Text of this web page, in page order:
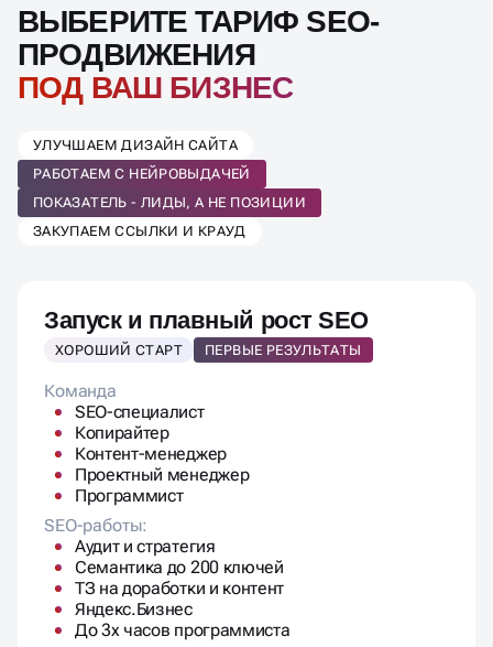
ВЫБЕРИТЕ ТАРИФ SEO-
ПРОДВИЖЕНИЯ
ПОД ВАШ БИЗНЕС
УЛУЧШАЕМ ДИЗАЙН САЙТА
РАБОТАЕМ С НЕЙРОВЫДАЧЕЙ
ПОКАЗАТЕЛЬ - ЛИДЫ, А НЕ ПОЗИЦИИ
ЗАКУПАЕМ ССЫЛКИ И КРАУД
Запуск и плавный рост SEO
ХОРОШИЙ СТАРТ ПЕРВЫЕ РЕЗУЛЬТАТЫ
Команда
SEO-специалист
Копирайтер
Контент-менеджер
Проектный менеджер
Программист
SEO-работы:
Аудит и стратегия
Семантика до 200 ключей
ТЗ на доработки и контент
Яндекс.Бизнес
До 3х часов программиста